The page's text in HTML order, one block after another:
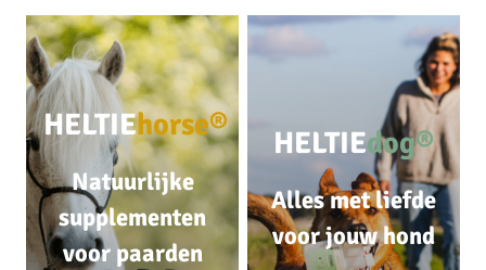
HELTIEhorse®
Natuurlijke
supplementen
voor paarden
HELTIEdog®
Alles met liefde
voor jouw hond